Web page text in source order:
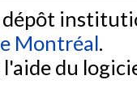
Montréal.
l'aide du